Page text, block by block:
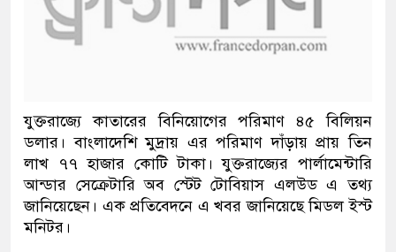
যুক্তরাজ্যে কাতারের বিনিয়োগের পরিমাণ ৪৫ বিলিয়ন
ডলার। বাংলাদেশি মুদ্রায় এর পরিমাণ দাঁড়ায় প্রায় তিন
লাখ ৭৭ হাজার কোটি টাকা। যুক্তরাজ্যের পার্লামেন্টারি
আন্ডার সেক্রেটারি অব স্টেট টোবিয়াস এলউড এ তথ্য
জানিয়েছেন। এক প্রতিবেদনে এ খবর জানিয়েছে মিডল ইস্ট
মনিটর।